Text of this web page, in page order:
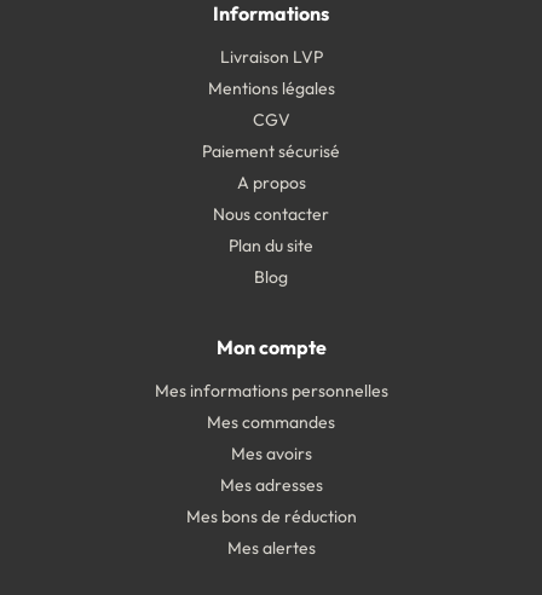
Informations
Livraison LVP
Mentions légales
CGV
Paiement sécurisé
A propos
Nous contacter
Plan du site
Blog
Mon compte
Mes informations personnelles
Mes commandes
Mes avoirs
Mes adresses
Mes bons de réduction
Mes alertes